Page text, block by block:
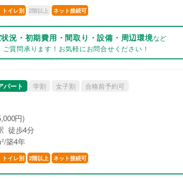
トイレ別 2階以上 ネット接続可
況・初期費用・間取り・設備・周辺環境など
ご質問承ります！お気軽にお問合せください！
パート 学割 女子割 合格前予約可
円)
徒歩4分
築4年
トイレ別 2階以上 ネット接続可